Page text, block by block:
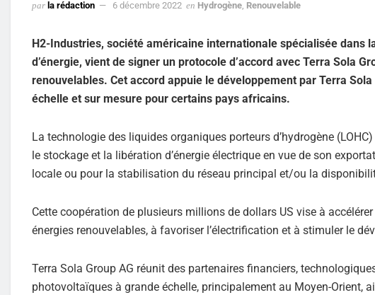
par la rédaction 6 décembre 2022 en Hydrogène, Renouvelable
H2-Industries, société américaine internationale spécialisée dans
d’énergie, vient de signer un protocole d’accord avec Terra Sola
renouvelables. Cet accord appuie le développement par Terra
échelle et sur mesure pour certains pays africains.
La technologie des liquides organiques porteurs d’hydrogène
le stockage et la libération d’énergie électrique en vue de son
locale ou pour la stabilisation du réseau principal et/ou la
Cette coopération de plusieurs millions de dollars US vise à
énergies renouvelables, à favoriser l’électrification et à stimuler le
Terra Sola Group AG réunit des partenaires financiers,
photovoltaïques à grande échelle, principalement au Moyen-Orient,